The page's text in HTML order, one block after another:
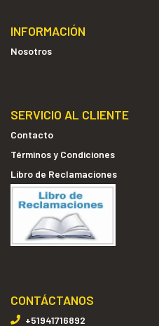
INFORMACIÓN
Nosotros
SERVICIO AL CLIENTE
Contacto
Términos y Condiciones
Libro de Reclamaciones
CONTÁCTANOS
+51941716892